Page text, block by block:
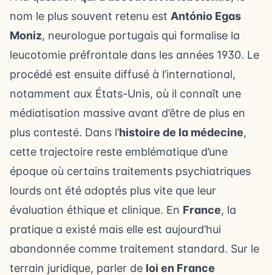
nom le plus souvent retenu est António Egas
Moniz, neurologue portugais qui formalise la
leucotomie préfrontale dans les années 1930. Le
procédé est ensuite diffusé à l’international,
notamment aux États-Unis, où il connaît une
médiatisation massive avant d’être de plus en
plus contesté. Dans l’histoire de la médecine,
cette trajectoire reste emblématique d’une
époque où certains traitements psychiatriques
lourds ont été adoptés plus vite que leur
évaluation éthique et clinique. En France, la
pratique a existé mais elle est aujourd’hui
abandonnée comme traitement standard. Sur le
terrain juridique, parler de loi en France